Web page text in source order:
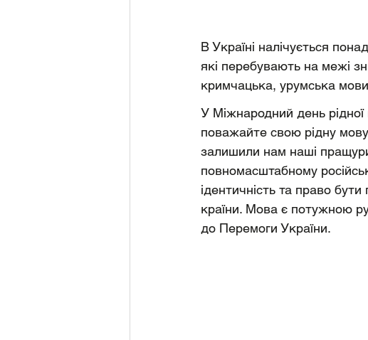
В Україні налічується
які перебувають на межі
кримчацька, урумська
У Міжнародний день
поважайте свою рідну
залишили нам наші
повномасштабному
ідентичність та право
країни. Мова є потужною
до Перемоги України.